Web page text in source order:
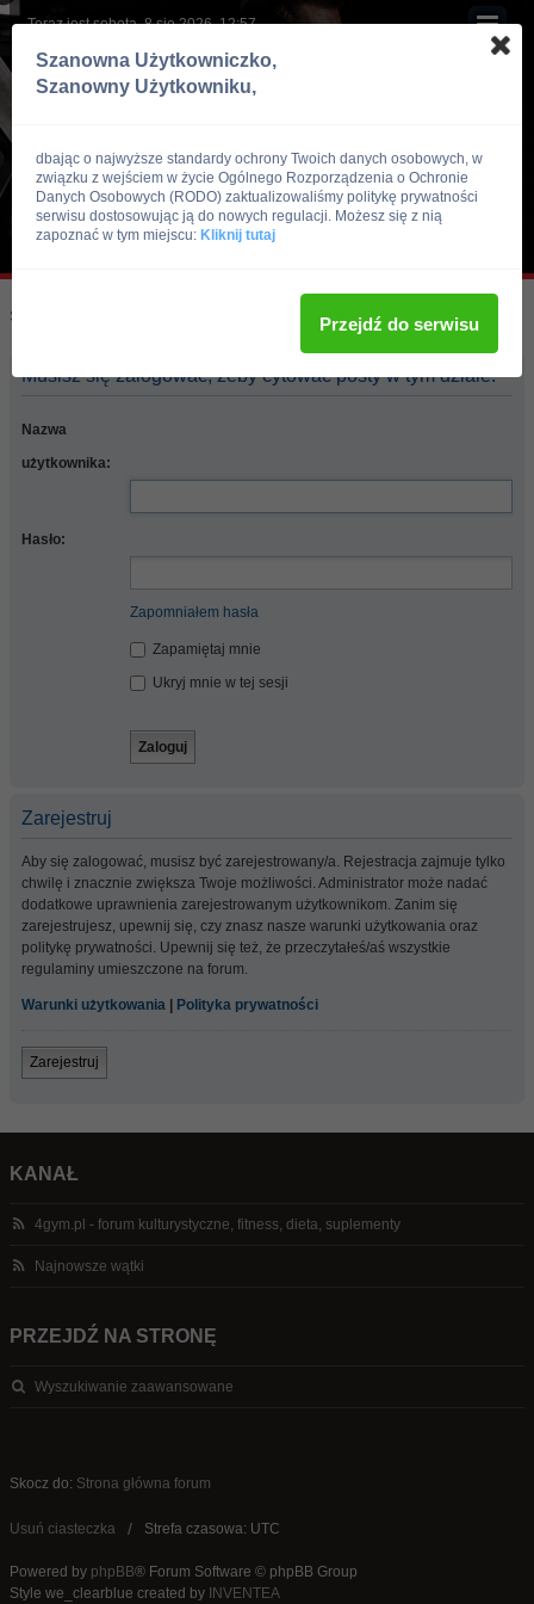
Teraz jest sobota, 8 sie 2026, 12:57
Skocz do:
Musisz się zalogować, żeby cytować posty w tym dziale.
Nazwa
użytkownika:
Hasło:
Zapomniałem hasła
Zapamiętaj mnie
Ukryj mnie w tej sesji
Zarejestruj
Aby się zalogować, musisz być zarejestrowany/a. Rejestracja zajmuje tylko
chwilę i znacznie zwiększa Twoje możliwości. Administrator może nadać
dodatkowe uprawnienia zarejestrowanym użytkownikom. Zanim się
zarejestrujesz, upewnij się, czy znasz nasze warunki użytkowania oraz
politykę prywatności. Upewnij się też, że przeczytałeś/aś wszystkie
regulaminy umieszczone na forum.
Warunki użytkowania Polityka prywatności
Zarejestruj
KANAŁ
4gym.pl - forum kulturystyczne, fitness, dieta, suplementy
Najnowsze wątki
PRZEJDŹ NA STRONĘ
Wyszukiwanie zaawansowane
Skocz do: Strona główna forum
Usuń ciasteczka Strefa czasowa: UTC
Powered by phpBB® Forum Software © phpBB Group
Style we_clearblue created by INVENTEA
Szanowna Użytkowniczko,
Szanowny Użytkowniku,
dbając o najwyższe standardy ochrony Twoich danych osobowych, w
związku z wejściem w życie Ogólnego Rozporządzenia o Ochronie
Danych Osobowych (RODO) zaktualizowaliśmy politykę prywatności
serwisu dostosowując ją do nowych regulacji. Możesz się z nią
zapoznać w tym miejscu: Kliknij tutaj
Przejdź do serwisu